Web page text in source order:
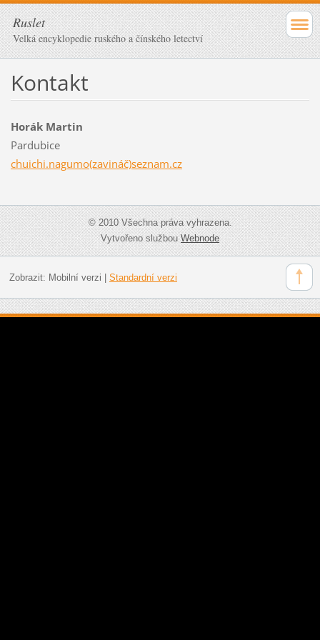
Ruslet
Velká encyklopedie ruského a čínského letectví
Kontakt
Horák Martin
Pardubice
chuichi.nagumo(zavináč)seznam.cz
© 2010 Všechna práva vyhrazena.
Vytvořeno službouWebnode
Zobrazit: Mobilní verzi Standardní verzi